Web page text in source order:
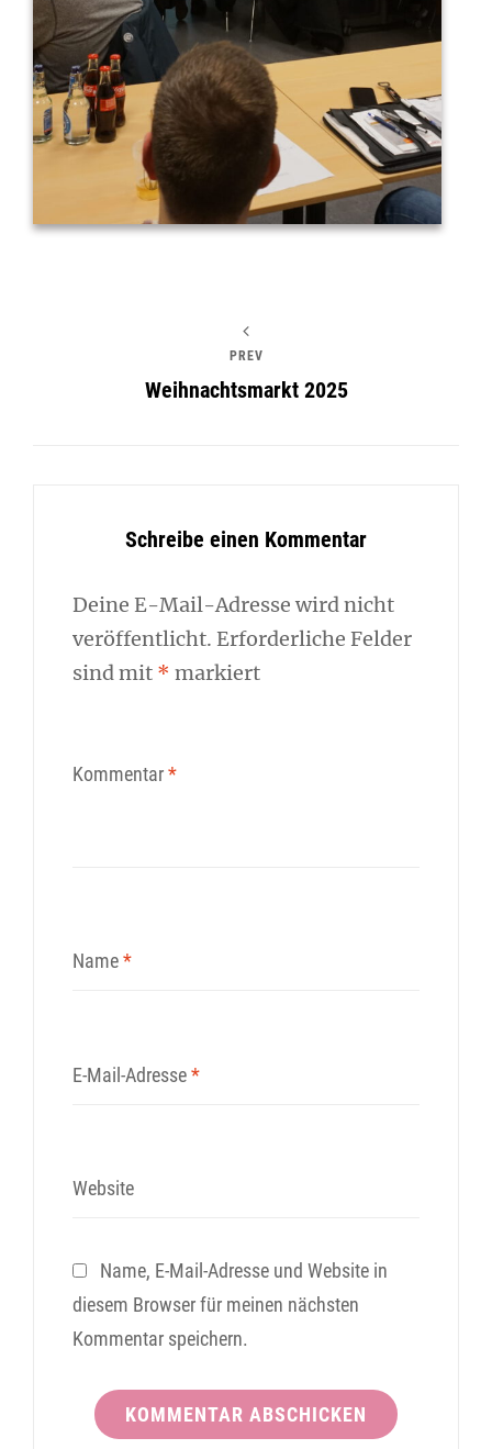
PREV
Weihnachtsmarkt 2025
Schreibe einen Kommentar
Deine E-Mail-Adresse wird nicht
veröffentlicht. Erforderliche Felder
sind mit * markiert
Kommentar*
Name*
E-Mail-Adresse*
Website
Name, E-Mail-Adresse und Website in
diesem Browser für meinen nächsten
Kommentar speichern.